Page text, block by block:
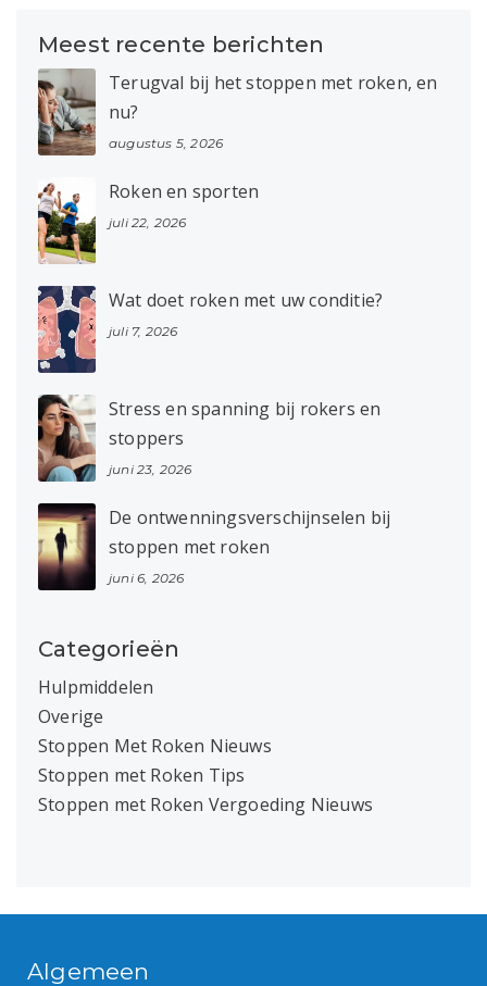
Meest recente berichten
Terugval bij het stoppen met roken, en
nu?
augustus 5, 2026
Roken en sporten
juli 22, 2026
Wat doet roken met uw conditie?
juli 7, 2026
Stress en spanning bij rokers en
stoppers
juni 23, 2026
De ontwenningsverschijnselen bij
stoppen met roken
juni 6, 2026
Categorieën
Hulpmiddelen
Overige
Stoppen Met Roken Nieuws
Stoppen met Roken Tips
Stoppen met Roken Vergoeding Nieuws
Algemeen